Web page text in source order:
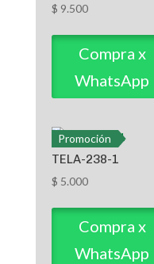
$ 9.500
Compra x
WhatsApp
Promoción
TELA-238-1
$ 5.000
Compra x
WhatsApp